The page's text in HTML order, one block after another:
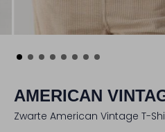
AMERICAN
Zwarte American Vintage T-